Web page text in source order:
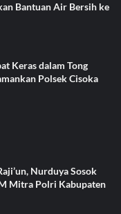
Bantuan Air Bersih ke
Keras dalam Tong
Polsek Cisoka
Nurduya Sosok
Mitra Polri Kabupaten